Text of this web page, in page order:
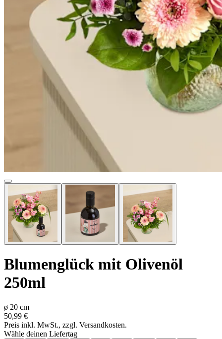
Blumenglück mit Olivenöl
250ml
ø 20 cm
50,99 €
Preis inkl. MwSt., zzgl. Versandkosten.
Wähle deinen Liefertag